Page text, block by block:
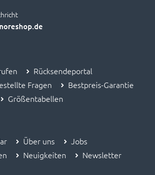
Rücksendeportal
Fragen
Bestpreis-Garantie
Größentabellen
Über uns
Jobs
Neuigkeiten
Newsletter